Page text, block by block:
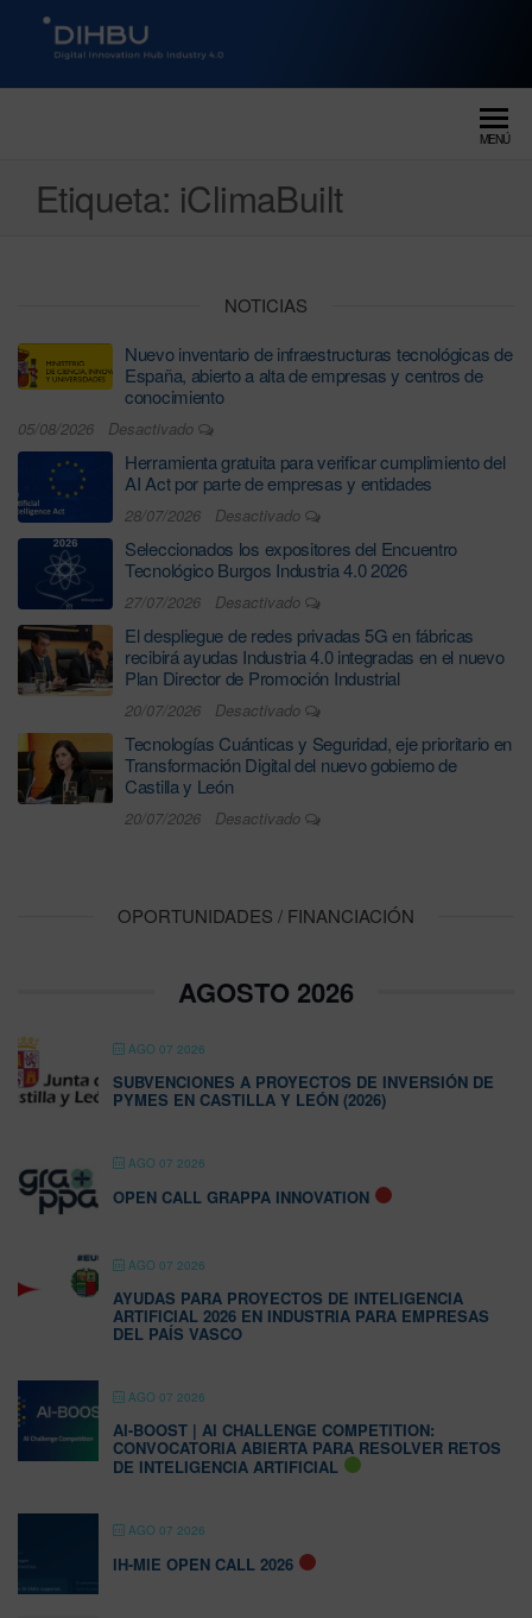
DIGITAL INNOVATION HUB
MENÚ
Etiqueta: iClimaBuilt
NOTICIAS
Nuevo inventario de infraestructuras tecnológicas de
España, abierto a alta de empresas y centros de
conocimiento
05/08/2026 Desactivado
Herramienta gratuita para verificar cumplimiento del
AI Act por parte de empresas y entidades
28/07/2026 Desactivado
Seleccionados los expositores del Encuentro
Tecnológico Burgos Industria 4.0 2026
27/07/2026 Desactivado
El despliegue de redes privadas 5G en fábricas
recibirá ayudas Industria 4.0 integradas en el nuevo
Plan Director de Promoción Industrial
20/07/2026 Desactivado
Tecnologías Cuánticas y Seguridad, eje prioritario en
Transformación Digital del nuevo gobierno de
Castilla y León
20/07/2026 Desactivado
OPORTUNIDADES / FINANCIACIÓN
AGOSTO 2026
AGO 07 2026
SUBVENCIONES A PROYECTOS DE INVERSIÓN DE
PYMES EN CASTILLA Y LEÓN (2026)
AGO 07 2026
OPEN CALL GRAPPA INNOVATION
AGO 07 2026
AYUDAS PARA PROYECTOS DE INTELIGENCIA
ARTIFICIAL 2026 EN INDUSTRIA PARA EMPRESAS
DEL PAÍS VASCO
AGO 07 2026
AI-BOOST | AI CHALLENGE COMPETITION:
CONVOCATORIA ABIERTA PARA RESOLVER RETOS
DE INTELIGENCIA ARTIFICIAL
AGO 07 2026
IH-MIE OPEN CALL 2026